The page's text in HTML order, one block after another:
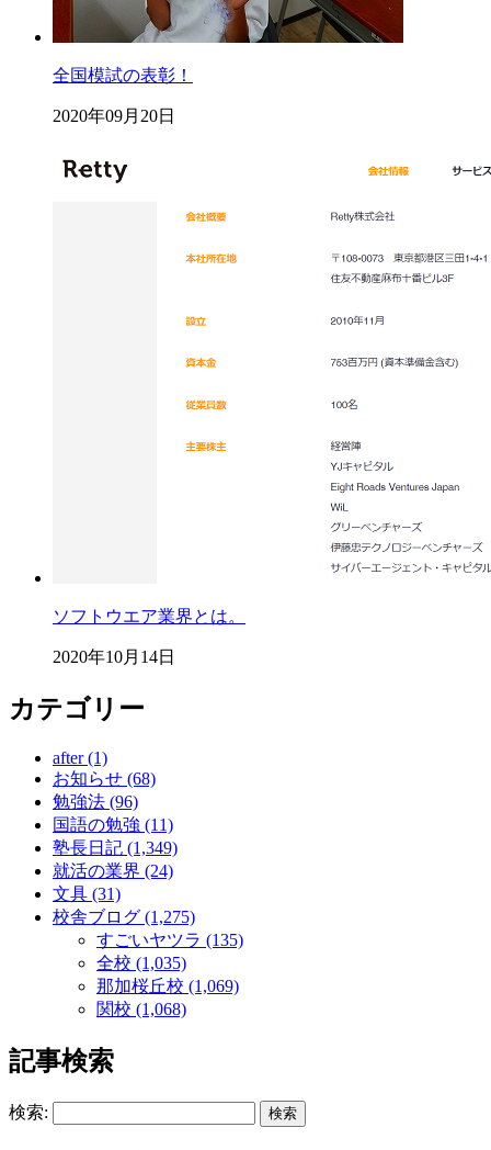
全国模試の表彰！
2020年09月20日
ソフトウエア業界とは。
2020年10月14日
カテゴリー
after (1)
お知らせ (68)
勉強法 (96)
国語の勉強 (11)
塾長日記 (1,349)
就活の業界 (24)
文具 (31)
校舎ブログ (1,275)
すごいヤツラ (135)
全校 (1,035)
那加桜丘校 (1,069)
関校 (1,068)
記事検索
検索: